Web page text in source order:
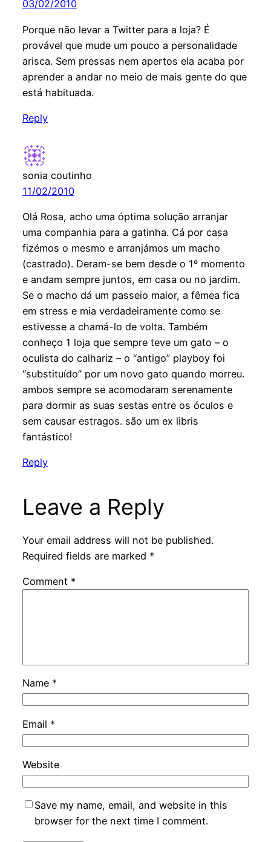
03/02/2010
Porque não levar a Twitter para a loja? É
provável que mude um pouco a personalidade
arisca. Sem pressas nem apertos ela acaba por
aprender a andar no meio de mais gente do que
está habituada.
Reply
sonia coutinho
11/02/2010
Olá Rosa, acho uma óptima solução arranjar
uma companhia para a gatinha. Cá por casa
fizémos o mesmo e arranjámos um macho
(castrado). Deram-se bem desde o 1º momento
e andam sempre juntos, em casa ou no jardim.
Se o macho dá um passeio maior, a fêmea fica
em stress e mia verdadeiramente como se
estivesse a chamá-lo de volta. Também
conheço 1 loja que sempre teve um gato – o
oculista do calhariz – o “antigo” playboy foi
“substituído” por um novo gato quando morreu.
ambos sempre se acomodaram serenamente
para dormir as suas sestas entre os óculos e
sem causar estragos. são um ex libris
fantástico!
Reply
Leave a Reply
Your email address will not be published.
Required fields are marked *
Comment *
Name *
Email *
Website
Save my name, email, and website in this
browser for the next time I comment.